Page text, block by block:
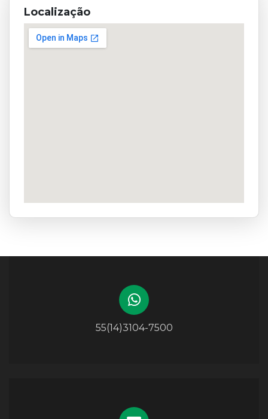
Localização
55(14)3104-7500